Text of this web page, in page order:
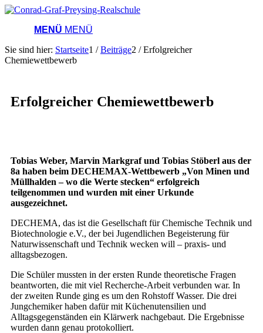
MENÜ MENÜ
Sie sind hier: Startseite1 / Beiträge2 / Erfolgreicher
Chemiewettbewerb
Erfolgreicher Chemiewettbewerb
Tobias Weber, Marvin Markgraf und Tobias Stöberl aus der
8a haben beim DECHEMAX-Wettbewerb „Von Minen und
Müllhalden – wo die Werte stecken“ erfolgreich
teilgenommen und wurden mit einer Urkunde
ausgezeichnet.
DECHEMA, das ist die Gesellschaft für Chemische Technik und
Biotechnologie e.V., der bei Jugendlichen Begeisterung für
Naturwissenschaft und Technik wecken will – praxis- und
alltagsbezogen.
Die Schüler mussten in der ersten Runde theoretische Fragen
beantworten, die mit viel Recherche-Arbeit verbunden war. In
der zweiten Runde ging es um den Rohstoff Wasser. Die drei
Jungchemiker haben dafür mit Küchenutensilien und
Alltagsgegenständen ein Klärwerk nachgebaut. Die Ergebnisse
wurden dann genau protokolliert.